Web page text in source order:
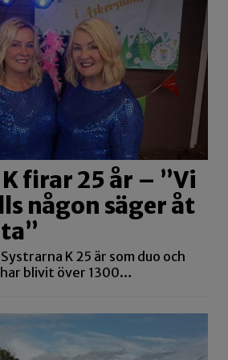
firar 25 år – ”Vi
någon säger åt
K 25 är som duo och
blivit över 1300…